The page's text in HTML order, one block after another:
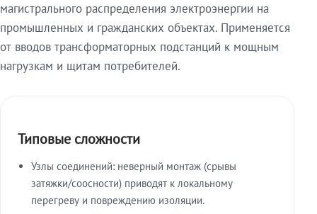
магистрального распределения электроэнергии на
промышленных и гражданских объектах. Применяется
от вводов трансформаторных подстанций к мощным
нагрузкам и щитам потребителей.
Типовые сложности
Узлы соединений: неверный монтаж (срывы
затяжки/соосности) приводят к локальному
перегреву и повреждению изоляции.